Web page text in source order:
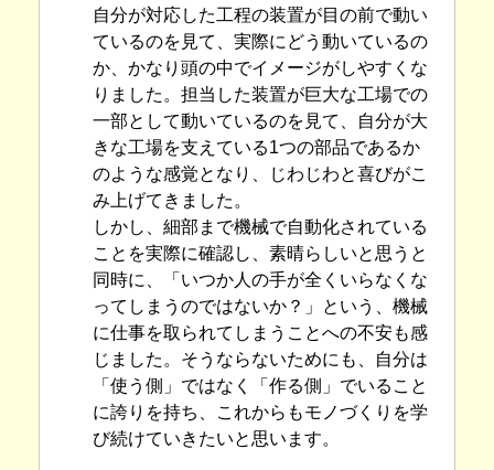
自分が対応した工程の装置が目の前で動い
ているのを見て、実際にどう動いているの
か、かなり頭の中でイメージがしやすくな
りました。担当した装置が巨大な工場での
一部として動いているのを見て、自分が大
きな工場を支えている1つの部品であるか
のような感覚となり、じわじわと喜びがこ
み上げてきました。
しかし、細部まで機械で自動化されている
ことを実際に確認し、素晴らしいと思うと
同時に、「いつか人の手が全くいらなくな
ってしまうのではないか？」という、機械
に仕事を取られてしまうことへの不安も感
じました。そうならないためにも、自分は
「使う側」ではなく「作る側」でいること
に誇りを持ち、これからもモノづくりを学
び続けていきたいと思います。